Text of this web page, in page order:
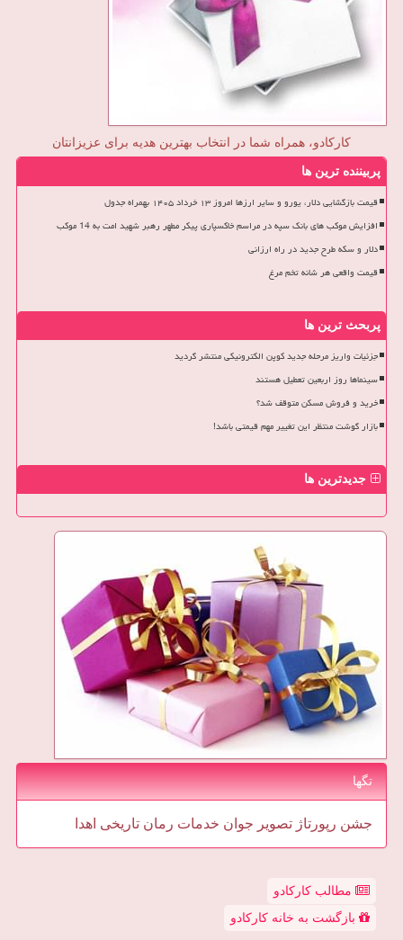
کارکادو، همراه شما در انتخاب بهترین هدیه برای عزیزانتان
پربیننده ترین ها
قیمت بازگشایی دلار، یورو و سایر ارزها امروز ۱۳ خرداد ۱۴۰۵ بهمراه جدول
افزایش موکب های بانک سپه در مراسم خاکسپاری پیکر مطهر رهبر شهید امت به 14 موکب
دلار و سکه طرح جدید در راه ارزانی
قیمت واقعی هر شانه تخم مرغ
پربحث ترین ها
جزئیات واریز مرحله جدید کوپن الکترونیکی منتشر گردید
سینماها روز اربعین تعطیل هستند
خرید و فروش مسکن متوقف شد؟
بازار گوشت منتظر این تغییر مهم قیمتی باشد!
جدیدترین ها
تگها
جشن رپورتاژ تصویر جوان خدمات رمان تاریخی اهدا
مطالب کارکادو
بازگشت به خانه کارکادو